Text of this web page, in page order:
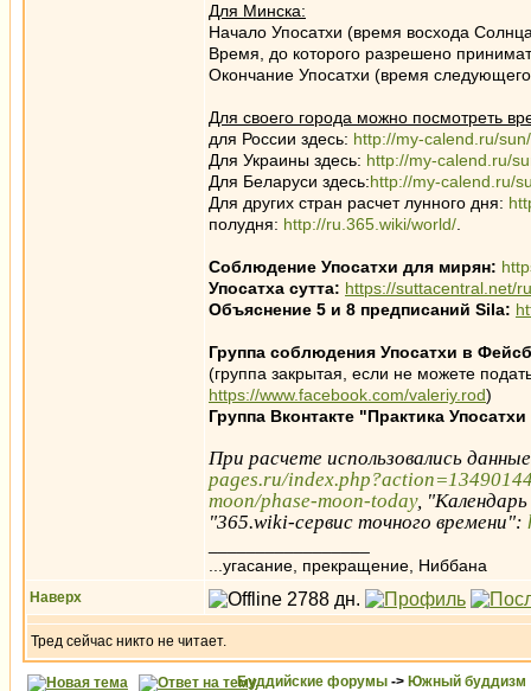
Для Минска:
Начало Упосатхи (время восхода
Время, до которого разрешено
Окончание Упосатхи (время
Для своего города можно посмотреть
для России здесь: http://my-calend.ru/
Для Украины здесь: http://my-calend.ru/
Для Беларуси здесь:http://my-calend.ru/
Для других стран расчет лунного дня:
полудня: http://ru.365.wiki/world/
Соблюдение Упосатхи для мирян:
Упосатха сутта: https://suttacentral.net/
Объяснение 5 и 8 предписаний Sila:
Группа соблюдения Упосатхи в
(группа закрытая, если не можете
https://www.facebook.com/valeriy.rod)
Группа Вконтакте "Практика
При расчете использовались
pages.ru/
moon/phase-moon-today,
"365.wiki-сервис точного времени":
...угасание, прекращение, Ниббана
Наверх
Тред сейчас никто не читает.
Буддийские форумы -> Южный буддизм